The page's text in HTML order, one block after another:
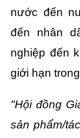
nước đến
đến nhân
nghiệp đến
giới hạn
"Hội đồng
sản phẩm/